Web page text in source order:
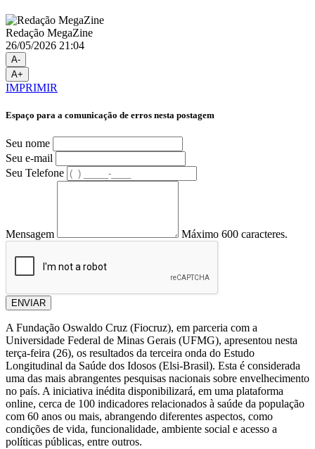
Redação MegaZine
26/05/2026 21:04
A-
A+
IMPRIMIR
Espaço para a comunicação de erros nesta postagem
Seu nome
Seu e-mail
Seu Telefone
Mensagem Máximo 600 caracteres.
ENVIAR
A Fundação Oswaldo Cruz (Fiocruz), em parceria com a
Universidade Federal de Minas Gerais (UFMG), apresentou nesta
terça-feira (26), os resultados da terceira onda do Estudo
Longitudinal da Saúde dos Idosos (Elsi-Brasil). Esta é considerada
uma das mais abrangentes pesquisas nacionais sobre envelhecimento
no país. A iniciativa inédita disponibilizará, em uma plataforma
online, cerca de 100 indicadores relacionados à saúde da população
com 60 anos ou mais, abrangendo diferentes aspectos, como
condições de vida, funcionalidade, ambiente social e acesso a
políticas públicas, entre outros.